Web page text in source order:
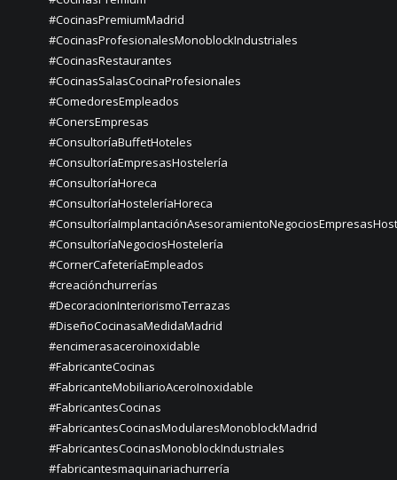
#CocinasPremiumMadrid
#CocinasProfesionalesMonoblockIndustriales
#CocinasRestaurantes
#CocinasSalasCocinaProfesionales
#ComedoresEmpleados
#ConersEmpresas
#ConsultoríaBuffetHoteles
#ConsultoríaEmpresasHostelería
#ConsultoríaHoreca
#ConsultoríaHosteleríaHoreca
#ConsultoríaNegociosHostelería
#CornerCafeteríaEmpleados
#creaciónchurrerías
#DecoracionInteriorismoTerrazas
#DiseñoCocinasaMedidaMadrid
#encimerasaceroinoxidable
#FabricanteCocinas
#FabricanteMobiliarioAceroInoxidable
#FabricantesCocinas
#FabricantesCocinasModularesMonoblockMadrid
#FabricantesCocinasMonoblockIndustriales
#fabricantesmaquinariachurrería